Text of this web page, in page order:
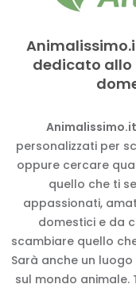
dedicato allo
Animalissimo.it
personalizzati per
oppure cercare
quello che ti
appassionati,
domestici e da
scambiare quello
Sarà anche un
sul mondo